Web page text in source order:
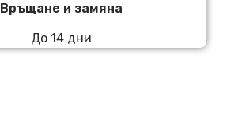
Връщане и замяна
До 14 дни